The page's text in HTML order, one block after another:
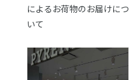
によるお荷物のお届けにつ
いて